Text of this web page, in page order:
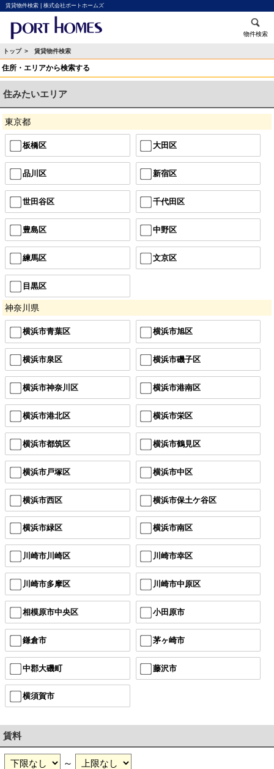
賃貸物件検索 | 株式会社ポートホームズ
物件検索
トップ > 賃貸物件検索
住所・エリアから検索する
住みたいエリア
東京都
板橋区 大田区
品川区 新宿区
世田谷区 千代田区
豊島区 中野区
練馬区 文京区
目黒区
神奈川県
横浜市青葉区 横浜市旭区
横浜市泉区 横浜市磯子区
横浜市神奈川区 横浜市港南区
横浜市港北区 横浜市栄区
横浜市都筑区 横浜市鶴見区
横浜市戸塚区 横浜市中区
横浜市西区 横浜市保土ケ谷区
横浜市緑区 横浜市南区
川崎市川崎区 川崎市幸区
川崎市多摩区 川崎市中原区
相模原市中央区 小田原市
鎌倉市 茅ヶ崎市
中郡大磯町 藤沢市
横須賀市
賃料
～